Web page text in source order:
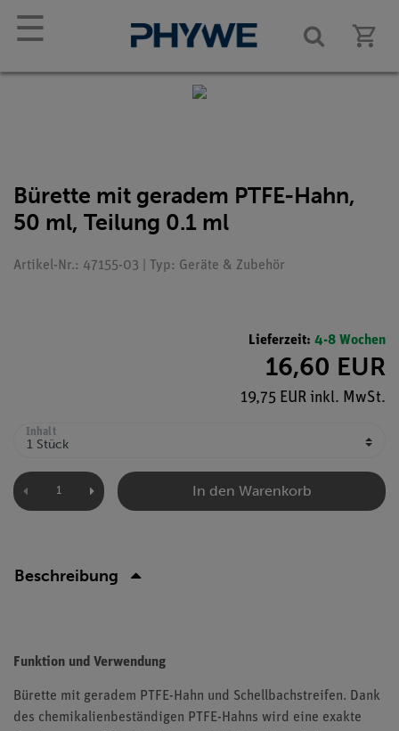
☰
Bürette mit geradem PTFE-Hahn,
50 ml, Teilung 0.1 ml
Artikel-Nr.: 47155-03 | Typ: Geräte & Zubehör
Lieferzeit: 4-8 Wochen
16,60 EUR
19,75 EUR inkl. MwSt.
Inhalt
In den Warenkorb
Beschreibung
Funktion und Verwendung
Bürette mit geradem PTFE-Hahn und Schellbachstreifen. Dank
des chemikalienbeständigen PTFE-Hahns wird eine exakte